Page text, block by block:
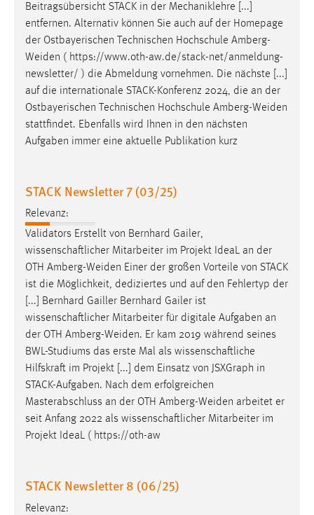
Beitragsübersicht STACK in der Mechaniklehre [...]
entfernen. Alternativ können Sie auch auf der Homepage
der Ostbayerischen Technischen Hochschule Amberg-
Weiden ( https://www.oth-aw.de/stack-net/anmeldung-
newsletter/ ) die Abmeldung vornehmen. Die nächste [...]
auf die internationale STACK-Konferenz 2024, die an der
Ostbayerischen Technischen Hochschule Amberg-Weiden
stattfindet. Ebenfalls wird Ihnen in den nächsten
Aufgaben immer eine aktuelle Publikation kurz
STACK Newsletter 7 (03/25)
Relevanz:
Validators Erstellt von Bernhard Gailer,
wissenschaftlicher Mitarbeiter im Projekt IdeaL an der
OTH Amberg-Weiden Einer der großen Vorteile von STACK
ist die Möglichkeit, dediziertes und auf den Fehlertyp der
[...] Bernhard Gailler Bernhard Gailer ist
wissenschaftlicher Mitarbeiter für digitale Aufgaben an
der OTH Amberg-Weiden. Er kam 2019 während seines
BWL-Studiums das erste Mal als wissenschaftliche
Hilfskraft im Projekt [...] dem Einsatz von JSXGraph in
STACK-Aufgaben. Nach dem erfolgreichen
Masterabschluss an der OTH Amberg-Weiden arbeitet er
seit Anfang 2022 als wissenschaftlicher Mitarbeiter im
Projekt IdeaL ( https://oth-aw
STACK Newsletter 8 (06/25)
Relevanz:
EXTERNE MEDIEN
Um Inhalte von Videoplattformen und Social Media
Plattformen anzeigen zu können, werden von diesen
externen Medien Cookies gesetzt.
YouTube
Vimeo